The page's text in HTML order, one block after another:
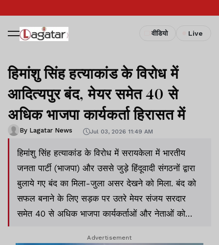
वीडियो Live
हिमांशु सिंह हत्याकांड के विरोध में
आदित्यपुर बंद, मेयर समेत 40 से
अधिक भाजपा कार्यकर्ता हिरासत में
By Lagatar News Jul 03, 2026 11:49 AM
हिमांशु सिंह हत्याकांड के विरोध में सरायकेला में भारतीय
जनता पार्टी (भाजपा) और उससे जुड़े हिंदूवादी संगठनों द्वारा
बुलाये गए बंद का मिला-जुला असर देखने को मिला. बंद को
सफल बनाने के लिए सड़क पर उतरे मेयर संजय सरदार
समेत 40 से अधिक भाजपा कार्यकर्ताओं और नेताओं को
Advertisement